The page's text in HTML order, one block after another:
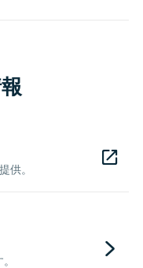
供。